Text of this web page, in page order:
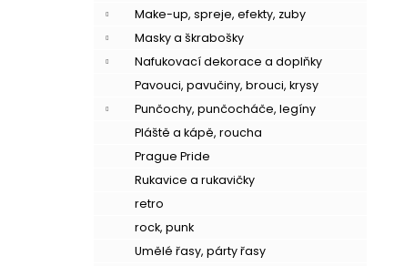
Make-up, spreje, efekty, zuby
Masky a škrabošky
Nafukovací dekorace a doplňky
Pavouci, pavučiny, brouci, krysy
Punčochy, punčocháče, legíny
Pláště a kápě, roucha
Prague Pride
Rukavice a rukavičky
retro
rock, punk
Umělé řasy, párty řasy